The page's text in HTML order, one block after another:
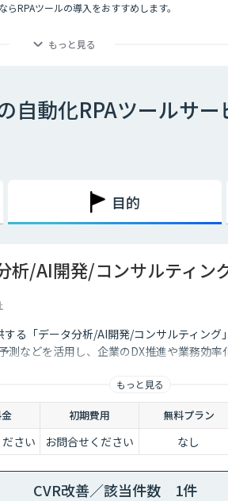
RPAツールの導入をおすすめします。
ことが出来ます。Excel、Wordなど各種アプリを
もっと見る
自動化RPAツールサ
目的
析/AI開発/コンサルティン
する「データ分析/AI開発/コンサルティング
測などを活用し、企業のDX推進や業務効率
もっと見る
初期費用 無料プラン
さい お問合せください なし
CVR改善／該当件数 1件